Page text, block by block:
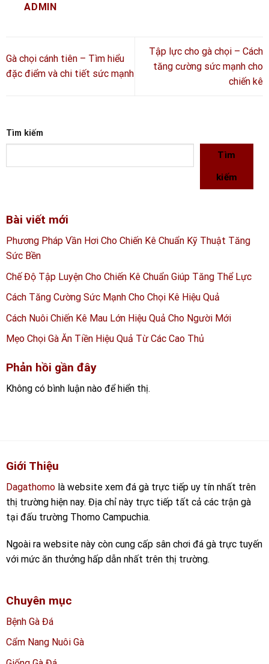
ADMIN
Gà chọi cánh tiên – Tìm hiểu
đặc điểm và chi tiết sức mạnh
Tập lực cho gà chọi – Cách
tăng cường sức mạnh cho
chiến kê
Tìm kiếm
Tìm
kiếm
Bài viết mới
Phương Pháp Vần Hơi Cho Chiến Kê Chuẩn Kỹ Thuật Tăng
Sức Bền
Chế Độ Tập Luyện Cho Chiến Kê Chuẩn Giúp Tăng Thể Lực
Cách Tăng Cường Sức Mạnh Cho Chọi Kê Hiệu Quả
Cách Nuôi Chiến Kê Mau Lớn Hiệu Quả Cho Người Mới
Mẹo Chọi Gà Ăn Tiền Hiệu Quả Từ Các Cao Thủ
Phản hồi gần đây
Không có bình luận nào để hiển thị.
Giới Thiệu
Dagathomo là website xem đá gà trực tiếp uy tín nhất trên
thị trường hiện nay. Địa chỉ này trực tiếp tất cả các trận gà
tại đấu trường Thomo Campuchia.
Ngoài ra website này còn cung cấp sân chơi đá gà trực tuyến
với mức ăn thưởng hấp dẫn nhất trên thị trường.
Chuyên mục
Bệnh Gà Đá
Cẩm Nang Nuôi Gà